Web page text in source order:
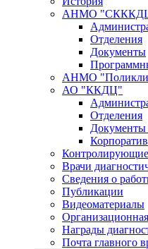
АНМО
Отделения
Документы
АНМО
АО "ККДЦ"
Отделения
Врачи
Сведения о
Публикации
Видеоматериалы
Награды
Почта главного